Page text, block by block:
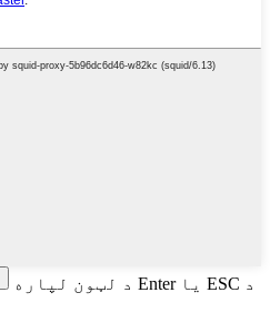
د لټون لپاره Enter یا ESC د